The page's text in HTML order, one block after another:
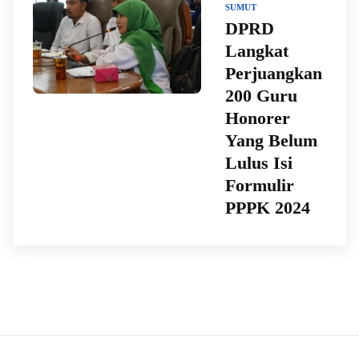
SUMUT
DPRD
Langkat
Perjuangkan
200 Guru
Honorer
Yang Belum
Lulus Isi
Formulir
PPPK 2024